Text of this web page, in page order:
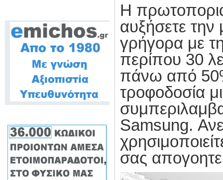
Η
αυξήσετε την
γρήγορα με
περίπου 30
πάνω από
τροφοδοσία
Samsung.
σας